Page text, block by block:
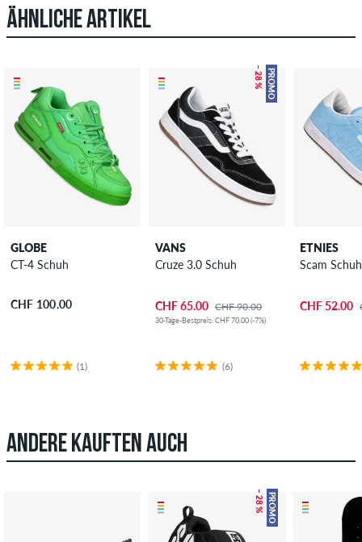
ÄHNLICHE ARTIKEL
GLOBE
CT-4 Schuh
CHF 100.00
(1)
PROMO
– 28 %
VANS
Cruze 3.0 Schuh
CHF 65.00 CHF 90.00
30-Tage-Bestpreis: CHF 70.00 (-7%)
(6)
ETNIES
Scam Schuh
CHF 52.00
ANDERE KAUFTEN AUCH
PROMO
– 28 %